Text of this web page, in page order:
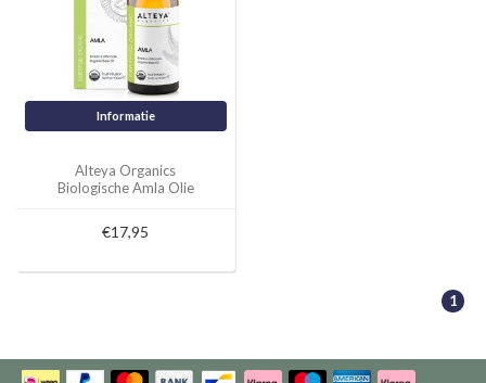
Informatie
Alteya Organics
Biologische Amla Olie
€17,95
1